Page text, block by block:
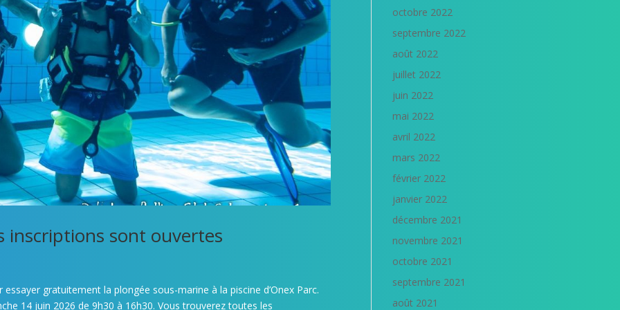
inscriptions sont ouvertes
gratuitement la plongée sous-marine à la piscine d’Onex Parc.
14 juin 2026 de 9h30 à 16h30. Vous trouverez toutes les
octobre 2022
septembre 2022
août 2022
juillet 2022
juin 2022
mai 2022
avril 2022
mars 2022
février 2022
janvier 2022
décembre 2021
novembre 2021
octobre 2021
septembre 2021
août 2021